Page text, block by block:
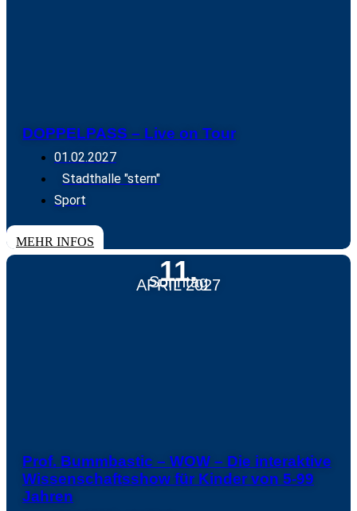
DOPPELPASS – Live on Tour
01.02.2027
Stadthalle "stern"
Sport
TICKETS
MEHR INFOS
11.
APRIL 2027
Sonntag
Prof. Bummbastic – WOW – Die interaktive
Wissenschaftsshow für Kinder von 5-99
Jahren